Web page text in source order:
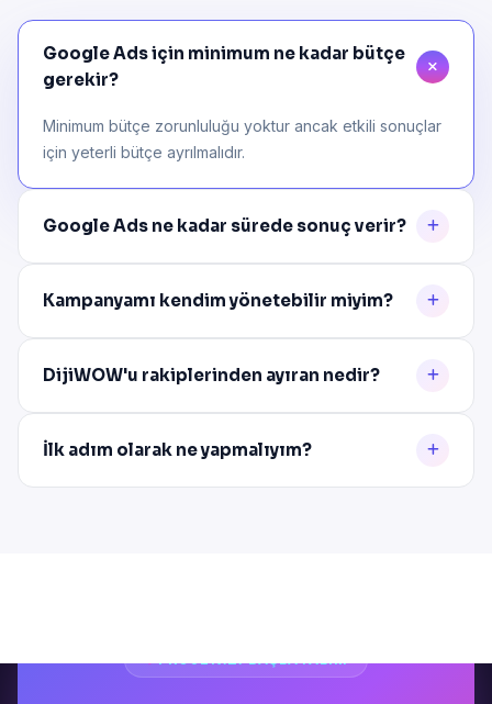
Google Ads için minimum ne kadar bütçe
gerekir?
Minimum bütçe zorunluluğu yoktur ancak etkili sonuçlar
için yeterli bütçe ayrılmalıdır.
Google Ads ne kadar sürede sonuç verir?
Kampanyamı kendim yönetebilir miyim?
DijiWOW'u rakiplerinden ayıran nedir?
İlk adım olarak ne yapmalıyım?